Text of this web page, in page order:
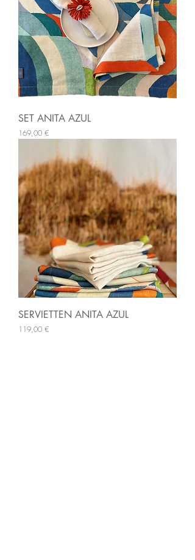
SET ANITA AZUL
Preis
169,00 €
SERVIETTEN ANITA AZUL
Preis
119,00 €